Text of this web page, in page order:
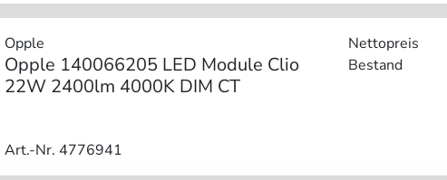
Opple
Opple 140066205 LED Module Clio
22W 2400lm 4000K DIM CT
Art.-Nr. 4776941
Nettopreis
Bestand